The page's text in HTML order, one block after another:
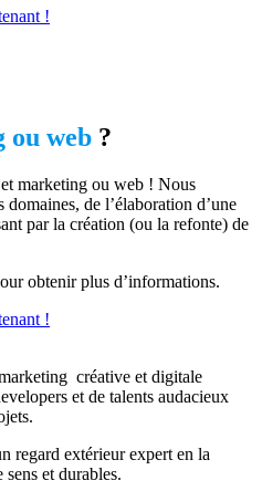
!
ou web ?
marketing ou web ! Nous
de l’élaboration d’une
par la création (ou la refonte) de
obtenir plus d’informations.
!
créative et digitale
et de talents audacieux
regard extérieur expert en la
et durables.